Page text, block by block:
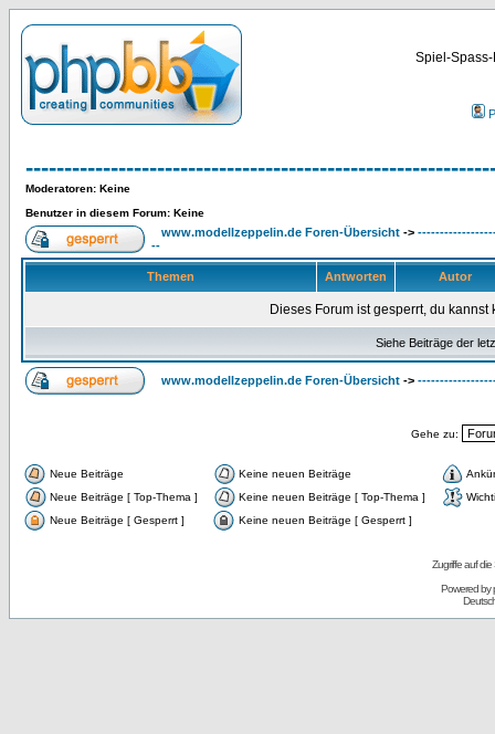
Spiel-
Moderatoren: Keine
Benutzer in diesem Forum: Keine
www.modellzeppelin.de Foren-Übersicht ->
--
Themen Antworten Autor
Dieses Forum ist gesperrt, du
Siehe Beiträge der
www.modellzeppelin.de Foren-Übersicht ->
Gehe zu:
Neue Beiträge Keine neuen Beiträge
Neue Beiträge [ Top-Thema ]
Keine neuen Beiträge [ Top-Thema ]
Neue Beiträge [ Gesperrt ]
Keine neuen Beiträge [ Gesperrt ]
Zugriffe auf
Powered by